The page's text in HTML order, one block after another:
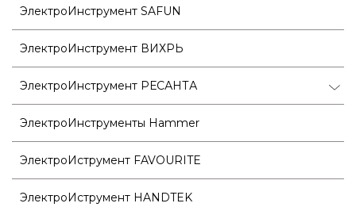
ЭлектроИнструмент SAFUN
ЭлектроИнструмент ВИХРЬ
ЭлектроИнструмент РЕСАНТА
ЭлектроИнструменты Hammer
ЭлектроИструмент FAVOURITE
ЭлектроИструмент HANDTEK